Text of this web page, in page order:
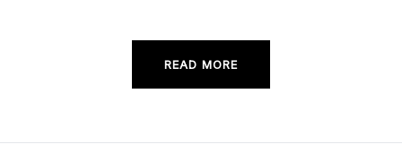
READ MORE